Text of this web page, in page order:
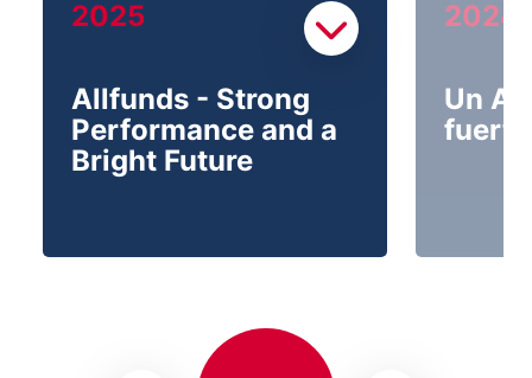
2025
Allfunds - Strong
Performance and a
Bright Future
2024
Un
fuerte